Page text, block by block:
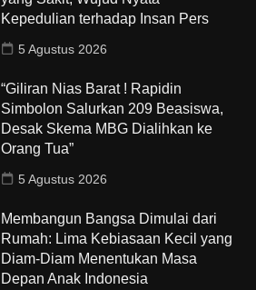
Kepedulian terhadap Insan Pers
5 Agustus 2026
“Giliran Nias Barat ! Rapidin
Simbolon Salurkan 209 Beasiswa,
Desak Skema MBG Dialihkan ke
Orang Tua”
5 Agustus 2026
Membangun Bangsa Dimulai dari
Rumah: Lima Kebiasaan Kecil yang
Diam-Diam Menentukan Masa
Depan Anak Indonesia